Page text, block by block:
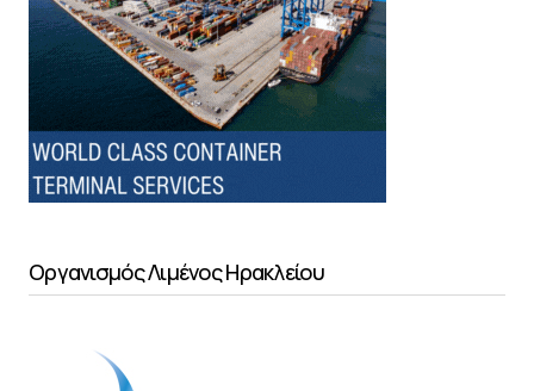
Οργανισμός Λιμένος Ηρακλείου